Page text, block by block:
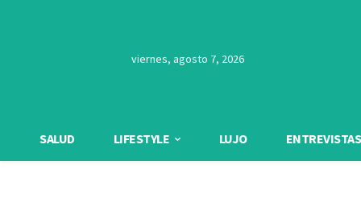
viernes, agosto 7, 2026
SALUD LIFESTYLE LUJO ENTREVISTAS